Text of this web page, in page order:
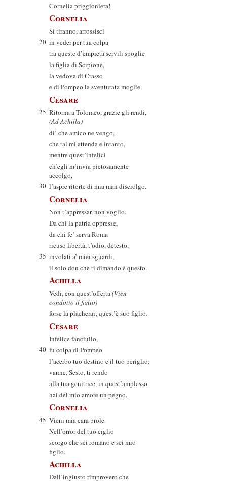
Cornelia priggioniera!
Cornelia
Sì tiranno, arrossisci
20 in veder per tua colpa
tra queste d’empietà servili spoglie
la figlia di Scipione,
la vedova di Crasso
e di Pompeo la sventurata moglie.
Cesare
25 Ritorna a Tolomeo, grazie gli rendi,
(Ad Achilla)
di’ che amico ne vengo,
che tal mi attenda e intanto,
mentre quest’infelici
ch’egli m’invia pietosamente
accolgo,
30 l’aspre ritorte di mia man disciolgo.
Cornelia
Non t’appressar, non voglio.
Da chi la patria oppresse,
da chi fe’ serva Roma
ricuso libertà, t’odio, detesto,
35 involati a’ miei sguardi,
il solo don che ti dimando è questo.
Achilla
Vedi, con quest’offerta(Vien
condotto il figlio)
forse la placherai; quest’è suo figlio.
Cesare
Infelice fanciullo,
40 fu colpa di Pompeo
l’acerbo tuo destino e il tuo periglio;
vanne, Sesto, ti rendo
alla tua genitrice, in quest’amplesso
hai del mio amore un pegno.
Cornelia
45 Vieni mia cara prole.
Nell’orror del tuo ciglio
scorgo che sei romano e sei mio
figlio.
Achilla
Dall’ingiusto rimprovero che